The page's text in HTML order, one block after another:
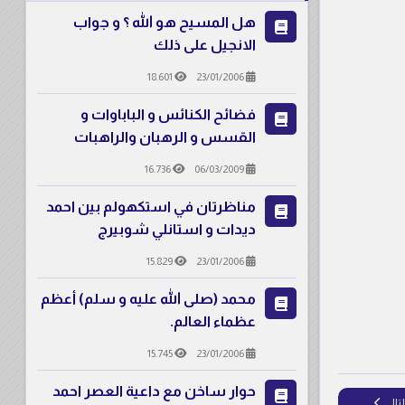
التالي: مسألة صلب المسيح (عليه السلام) بين الحقيقة و الافتراء.
هل المسيح هو الله ؟ و جواب
الانجيل على ذلك
23/01/2006
18.601
فضائح الكنائس و الباباوات و
القسس و الرهبان والراهبات
06/03/2009
16.736
مناظرتان في استكهولم بين احمد
ديدات و استانلي شوبيرج
23/01/2006
15.829
محمد (صلى الله عليه و سلم) أعظم
عظماء العالم.
23/01/2006
15.745
حوار ساخن مع داعية العصر احمد